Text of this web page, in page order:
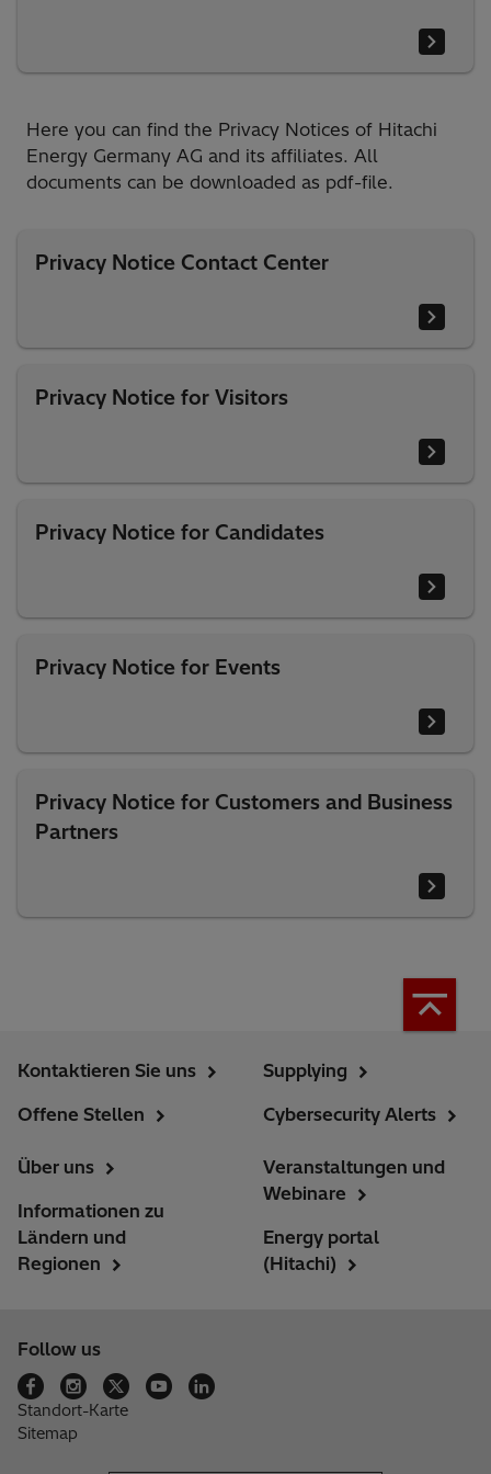
Here you can find the Privacy Notices of Hitachi
Energy Germany AG and its affiliates. All
documents can be downloaded as pdf-file.
Privacy Notice Contact Center
Privacy Notice for Visitors
Privacy Notice for Candidates
Privacy Notice for Events
Privacy Notice for Customers and Business
Partners
Kontaktieren Sie uns
Offene Stellen
Supplying
Cybersecurity Alerts
Über uns
Informationen zu
Ländern und
Regionen
Veranstaltungen und
Webinare
Energy portal
(Hitachi)
Follow us
Standort-Karte
Sitemap